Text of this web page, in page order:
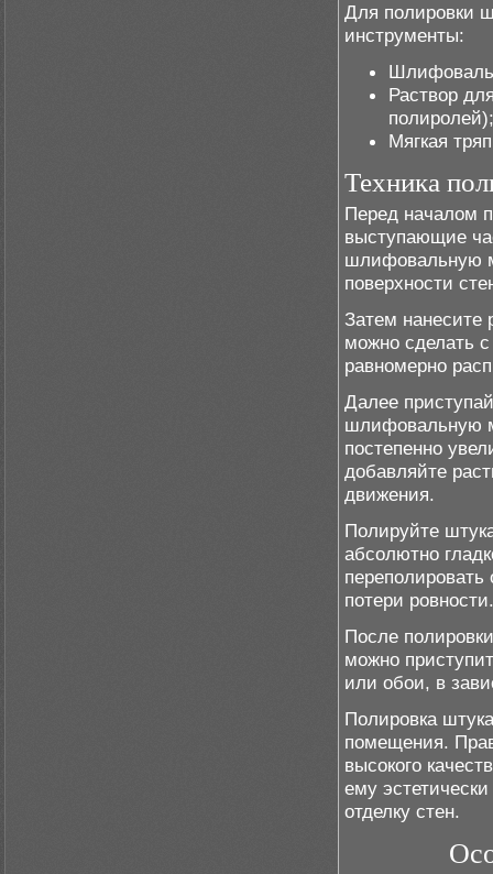
Для полировки
инструменты:
Раствор
полиролей);
Мягкая
Техника
Перед началом
выступающие
шлифовальную
поверхности
Затем нанесите
можно сделать
равномерно
Далее
шлифовальную
постепенно
добавляйте
движения.
Полируйте
абсолютно
потери ровности.
После
можно
или обои, в
Полировка
помещения.
высокого
ему
отделку стен.